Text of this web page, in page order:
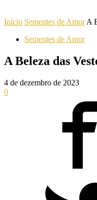
Início Sementes de Amor A
Sementes de Amor
A Beleza das
4 de dezembro de 2023
0